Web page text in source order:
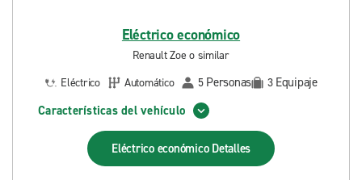
Eléctrico económico
Renault Zoe o similar
Eléctrico
Automático 5 Personas 3 Equipaje
Características del vehículo
Eléctrico económico Detalles